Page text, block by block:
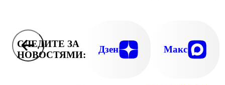
СЛЕДИТЕ ЗА
НОВОСТЯМИ:
Дзен Макс